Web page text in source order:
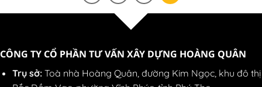
CÔNG TY CỔ PHẦN TƯ VẤN XÂY DỰNG HOÀNG QUÂN
Trụ sở:Toà nhà Hoàng Quân, đường Kim Ngọc, khu đô thị